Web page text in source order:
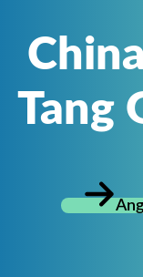
Tang